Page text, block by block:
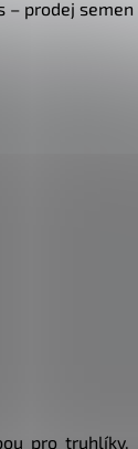
pro truhlíky,